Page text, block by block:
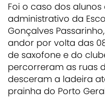
Foi o caso dos
administrativo da
Gonçalves
andor por volta das
de saxofone e do
percorreram as ruas
desceram a ladeira
prainha do Porto